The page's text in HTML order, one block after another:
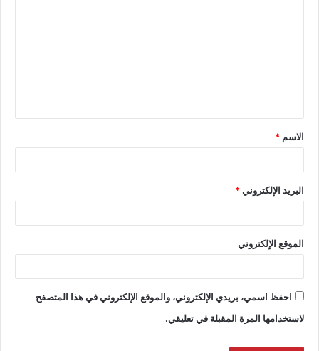
الاسم *
البريد الإلكتروني*
الموقع الإلكتروني
احفظ اسمي، بريدي الإلكتروني، والموقع الإلكتروني في هذا المتصفح
لاستخدامها المرة المقبلة في تعليقي.